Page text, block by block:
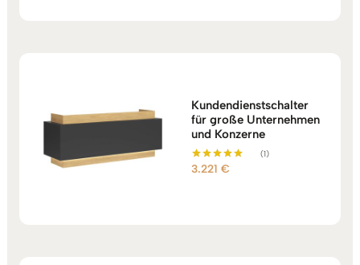
Kundendienstschalter
für große Unternehmen
und Konzerne
Bewertet mit
(1)
3.221€